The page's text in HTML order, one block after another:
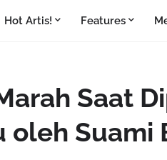
Hot Artis! Features
Saat
oleh Suami